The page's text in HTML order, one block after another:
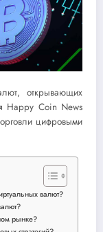
открывающих
Happy Coin News
цифровыми
валют?
рынке?